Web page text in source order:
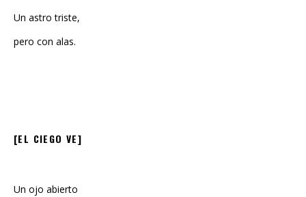
Un astro triste,
pero con alas.
[EL CIEGO VE]
Un ojo abierto